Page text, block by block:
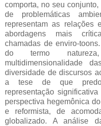
comporta, no seu
de problemáticas
representam as relações
abordagens mais
chamadas de enviro-
do termo
multidimensionalidade
diversidade de discursos
a tese de que
representação
perspectiva hegemônica
e reformista, de
globalizado. A análise